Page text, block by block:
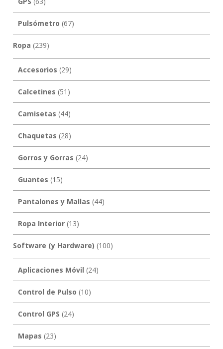
Pulsómetro (67)
Ropa (239)
Accesorios (29)
Calcetines (51)
Camisetas (44)
Chaquetas (28)
Gorros y Gorras (24)
Guantes (15)
Pantalones y Mallas (44)
Ropa Interior(13)
Software (y Hardware) (100)
Aplicaciones Móvil (24)
Control de Pulso (10)
Control GPS (24)
Mapas (23)